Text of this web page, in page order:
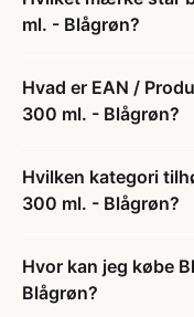
ml. - Blågrøn?
Hvad er EAN /
300 ml. - Blågrøn?
Hvilken kategori
300 ml. - Blågrøn?
Hvor kan jeg købe
Blågrøn?